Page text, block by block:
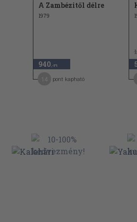
A Zambézitől délre
1979
940 ,-Ft
pont kapható